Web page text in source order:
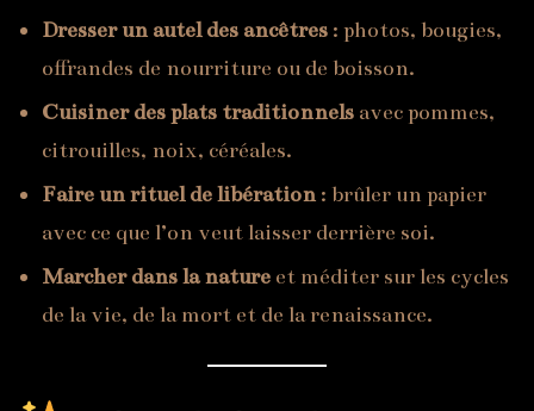
Dresser un autel des ancêtres : photos, bougies,
offrandes de nourriture ou de boisson.
Cuisiner des plats traditionnels avec pommes,
citrouilles, noix, céréales.
Faire un rituel de libération : brûler un papier
avec ce que l’on veut laisser derrière soi.
Marcher dans la nature et méditer sur les cycles
de la vie, de la mort et de la renaissance.